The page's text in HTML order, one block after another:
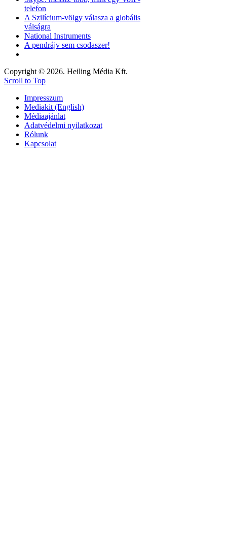
telefon
A Szilícium-völgy válasza a globális
válságra
National Instruments
A pendrájv sem csodaszer!
Copyright © 2026. Heiling Média Kft.
Scroll to Top
Impresszum
Mediakit (English)
Médiaajánlat
Adatvédelmi nyilatkozat
Rólunk
Kapcsolat